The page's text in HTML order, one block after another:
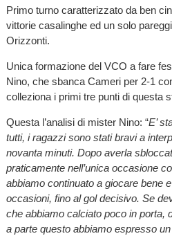
Primo turno caratterizzato da ben
vittorie casalinghe ed un solo
Orizzonti.
Unica formazione del VCO a fare
Nino, che sbanca Cameri per 2-1
colleziona i primi tre punti di questa
Questa l’analisi di mister Nino: “E’
tutti, i ragazzi sono stati bravi a
novanta minuti. Dopo averla
praticamente nell’unica occasione
abbiamo continuato a giocare bene
occasioni, fino al gol decisivo. Se
che abbiamo calciato poco in porta,
a parte questo abbiamo espresso